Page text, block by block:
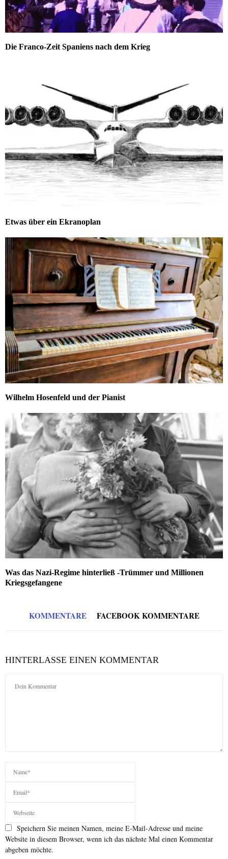
Die Franco-Zeit Spaniens nach dem Krieg
Etwas über ein Ekranoplan
Wilhelm Hosenfeld und der Pianist
Was das Nazi-Regime hinterließ -Trümmer und Millionen
Kriegsgefangene
KOMMENTARE FACEBOOK KOMMENTARE
HINTERLASSE EINEN KOMMENTAR
Speichern Sie meinen Namen, meine E-Mail-Adresse und meine
Website in diesem Browser, wenn ich das nächste Mal einen Kommentar
abgeben möchte.